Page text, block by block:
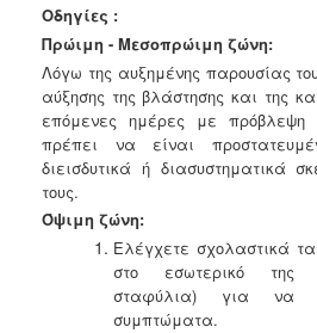
Οδηγίες :
Πρώιμη - Μεσοπρώιμη ζώνη:
Λόγω της αυξημένης παρουσίας
αύξησης της βλάστησης και της
επόμενες ημέρες με
πρέπει να είναι
διεισδυτικά ή διασυστηματικά
τους.
Όψιμη ζώνη:
Ελέγχετε σχολαστικά
στο εσωτερικό της
σταφύλια) για να
συμπτώματα.